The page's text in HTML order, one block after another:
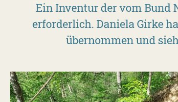
Ein Inventur der vom Bund
erforderlich. Daniela Girke
übernommen und